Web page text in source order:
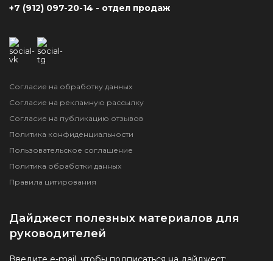
+7 (912) 097-20-14 - отдел продаж
Согласие на обработку данных
Согласие на рекламную рассылку
Согласие на публикацию отзывов
Политика конфиденциальности
Пользовательское соглашение
Политика обработки данных
Правила цитирования
Дайджест полезных материалов для
руководителей